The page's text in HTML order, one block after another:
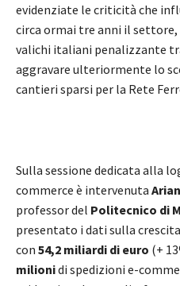
evidenziate le criticità che
circa ormai tre anni il
valichi italiani penalizzante
aggravare ulteriormente lo
cantieri sparsi per la Rete
Sulla sessione dedicata alla
commerce è intervenuta
professor del Politecnico di
presentato i dati sulla
con 54,2 miliardi di euro (+
milionidi spedizioni e-